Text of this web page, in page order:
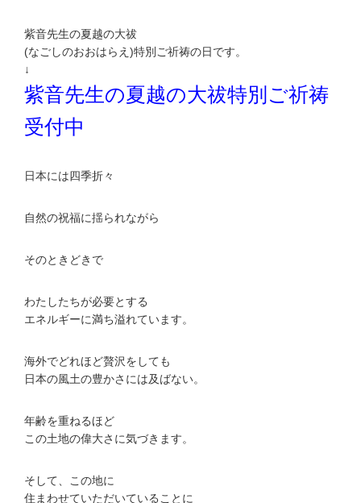
紫音先生の夏越の大祓
(なごしのおおはらえ)特別ご祈祷の日です。
↓
紫音先生の夏越の大祓特別ご祈祷
受付中
日本には四季折々
自然の祝福に揺られながら
そのときどきで
わたしたちが必要とする
エネルギーに満ち溢れています。
海外でどれほど贅沢をしても
日本の風土の豊かさには及ばない。
年齢を重ねるほど
この土地の偉大さに気づきます。
そして、この地に
住まわせていただいていることに